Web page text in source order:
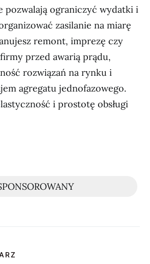
pozwalają ograniczyć wydatki i
zasilanie na miarę
remont, imprezę czy
przed awarią prądu,
rozwiązań na rynku i
agregatu jednofazowego.
i prostotę obsługi